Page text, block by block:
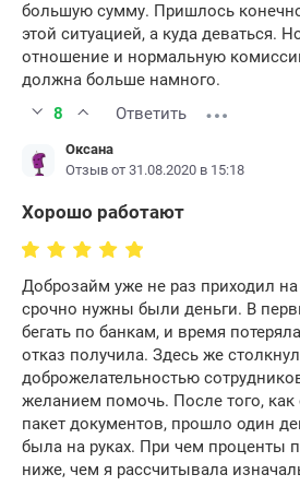
большую сумму. Пришлось
этой ситуацией, а куда деваться.
отношение и нормальную
должна больше намного.
8
Ответить
Оксана
Отзыв от 31.08.2020 в 15:18
Хорошо работают
Доброзайм уже не раз приходил
срочно нужны были деньги. В
бегать по банкам, и время
отказ получила. Здесь же
доброжелательностью
желанием помочь. После того,
пакет документов, прошло один
была на руках. При чем проценты
ниже, чем я рассчитывала